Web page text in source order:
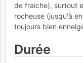
de fraiche), surtout
rocheuse (jusqu'à
toujours bien
Durée